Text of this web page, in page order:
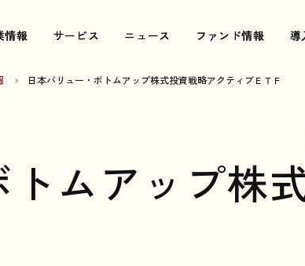
情報
情報 サービス
サービス ニュース
ニュース ファンド情報
ファンド情報 導
導
日本バリュー・ボトムアップ株式投資戦略アクティブＥＴＦ
ムアップ株